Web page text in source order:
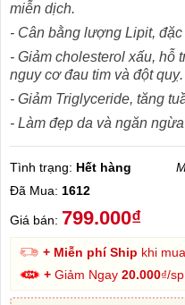
miễn dịch.
- Cân bằng lượng Lipit,
- Giảm cholesterol xấu, hỗ
nguy cơ đau tim và đột quỵ.
- Giảm Triglyceride, tăng
- Làm đẹp da và ngăn
Tình trạng: Hết hàng
Đã Mua: 1612
Giá bán: 799.000₫
+ Miễn phí Ship khi
+ Giảm Ngay20.000₫/